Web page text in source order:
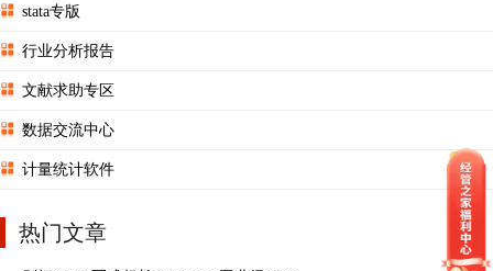
stata专版
行业分析报告
文献求助专区
数据交流中心
计量统计软件
热门文章